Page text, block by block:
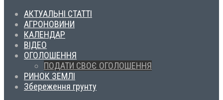
АКТУАЛЬНІ СТАТТІ
АГРОНОВИНИ
КАЛЕНДАР
ВІДЕО
ОГОЛОШЕННЯ
ПОДАТИ СВОЄ ОГОЛОШЕННЯ
РИНОК ЗЕМЛІ
Збереження грунту